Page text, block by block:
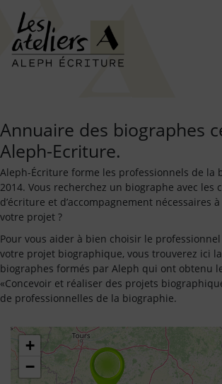
Annuaire des biographes
Aleph-Ecriture.
Aleph-Écriture forme les professionnels de la
2014. Vous recherchez un biographe avec les
d’écriture et d’accompagnement nécessaires
votre projet ?
Pour vous aider à bien choisir le
votre projet biographique, vous trouverez ici
biographes formés par Aleph qui ont obtenu
«Concevoir et réaliser des projets
de professionnelles de la biographie.
+
−